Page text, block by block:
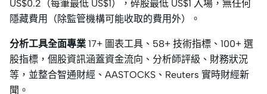
US$0.2（每筆最低 US$1），碎股最低 US$1 入場，無任何
隱藏費用（除監管機構可能收取的費用外）。
分析工具全面專業 17+ 圖表工具、58+ 技術指標、100+ 選
股指標，個股資訊涵蓋資金流向、分析師評級、財務狀況
等，並整合智通財經、AASTOCKS、Reuters 實時財經新
聞。